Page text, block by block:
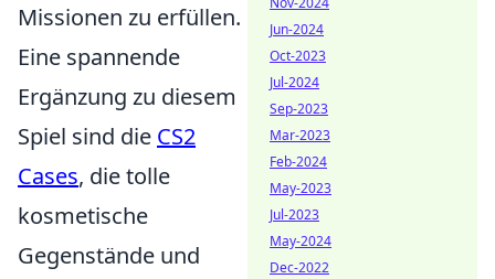
Missionen zu erfüllen.
Eine spannende
Ergänzung zu diesem
Spiel sind die CS2
Cases, die tolle
kosmetische
Gegenstände und
Jun-2024
Oct-2023
Jul-2024
Sep-2023
Mar-2023
Feb-2024
May-2023
Jul-2023
May-2024
Dec-2022